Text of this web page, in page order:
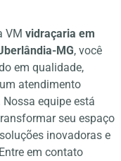
VM vidraçaria em
MG, você
em qualidade,
atendimento
equipe está
seu espaço
inovadoras e
em contato